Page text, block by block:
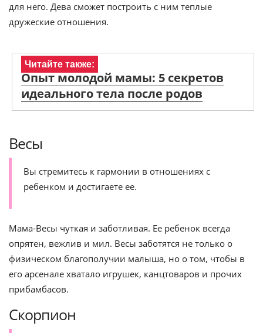
для него. Дева сможет построить с ним теплые
дружеские отношения.
Читайте также:
Опыт молодой мамы: 5 секретов
идеального тела после родов
Весы
Вы стремитесь к гармонии в отношениях с
ребенком и достигаете ее.
Мама-Весы чуткая и заботливая. Ее ребенок всегда
опрятен, вежлив и мил. Весы заботятся не только о
физическом благополучии малыша, но о том, чтобы в
его арсенале хватало игрушек, канцтоваров и прочих
прибамбасов.
Скорпион